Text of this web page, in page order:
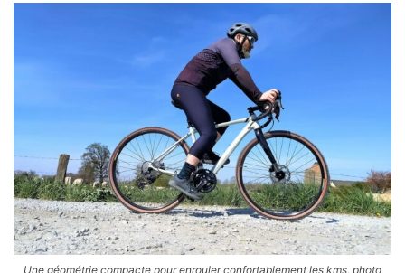
Une géométrie compacte pour enrouler confortablement les kms, photo